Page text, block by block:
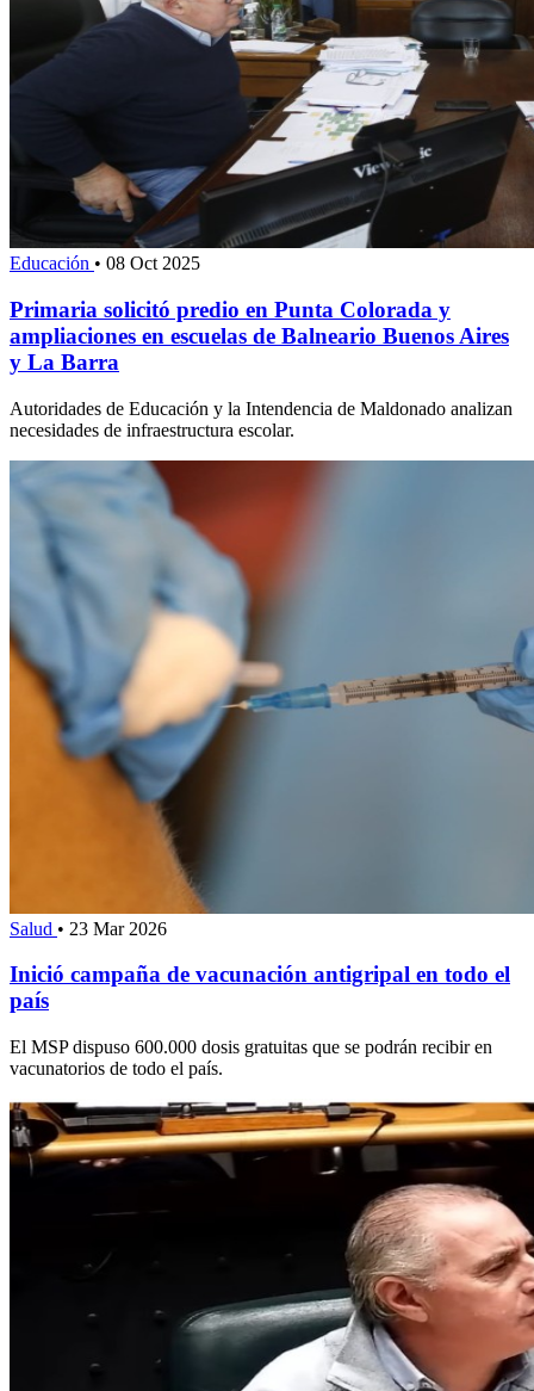
Educación • 08 Oct 2025
Primaria solicitó predio en Punta Colorada y
ampliaciones en escuelas de Balneario Buenos Aires
y La Barra
Autoridades de Educación y la Intendencia de Maldonado analizan
necesidades de infraestructura escolar.
Salud • 23 Mar 2026
Inició campaña de vacunación antigripal en todo el
país
El MSP dispuso 600.000 dosis gratuitas que se podrán recibir en
vacunatorios de todo el país.